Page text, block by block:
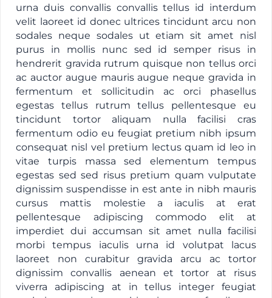
urna duis convallis convallis tellus id interdum
velit laoreet id donec ultrices tincidunt arcu non
sodales neque sodales ut etiam sit amet nisl
purus in mollis nunc sed id semper risus in
hendrerit gravida rutrum quisque non tellus orci
ac auctor augue mauris augue neque gravida in
fermentum et sollicitudin ac orci phasellus
egestas tellus rutrum tellus pellentesque eu
tincidunt tortor aliquam nulla facilisi cras
fermentum odio eu feugiat pretium nibh ipsum
consequat nisl vel pretium lectus quam id leo in
vitae turpis massa sed elementum tempus
egestas sed sed risus pretium quam vulputate
dignissim suspendisse in est ante in nibh mauris
cursus mattis molestie a iaculis at erat
pellentesque adipiscing commodo elit at
imperdiet dui accumsan sit amet nulla facilisi
morbi tempus iaculis urna id volutpat lacus
laoreet non curabitur gravida arcu ac tortor
dignissim convallis aenean et tortor at risus
viverra adipiscing at in tellus integer feugiat